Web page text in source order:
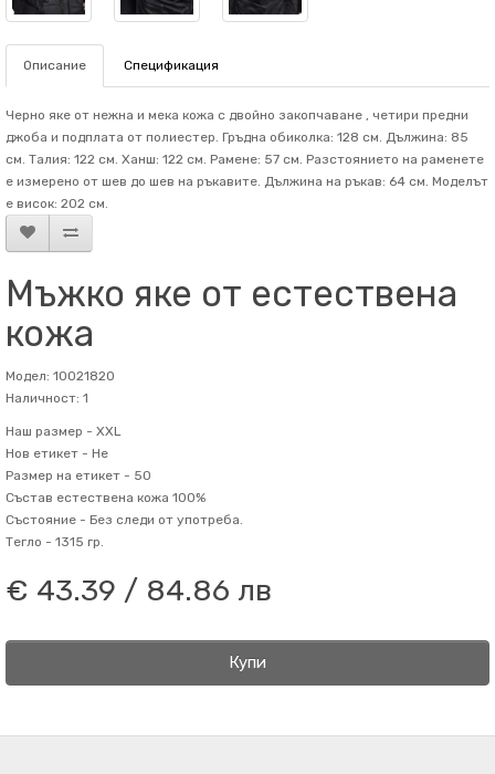
Описание Спецификация
Черно яке от нежна и мека кожа с двойно закопчаване , четири предни
джоба и подплата от полиестер. Гръдна обиколка: 128 см. Дължина: 85
см. Талия: 122 см. Ханш: 122 см. Рамене: 57 см. Разстоянието на раменете
е измерено от шев до шев на ръкавите. Дължина на ръкав: 64 см. Mоделът
е висок: 202 см.
Мъжко яке от естествена
кожа
Модел: 10021820
Наличност: 1
Наш размер - XXL
Нов етикет - Не
Размер на етикет - 50
Състав естествена кожа 100%
Състояние - Без следи от употреба.
Тегло - 1315 гр.
€ 43.39 / 84.86 лв
Купи